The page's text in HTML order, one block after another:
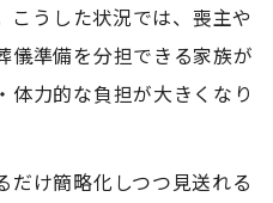
こうした状況では、喪主や
儀準備を分担できる家族が
体力的な負担が大きくなり
だけ簡略化しつつ見送れる